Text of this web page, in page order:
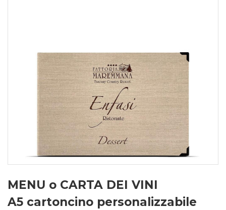
MENU o CARTA DEI VINI
A5 cartoncino personalizzabile